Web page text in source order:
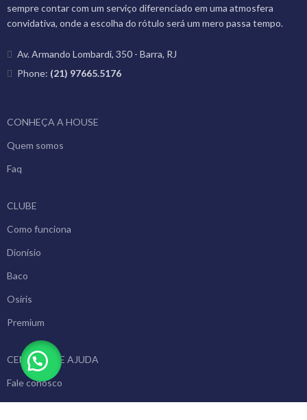
sempre contar com um serviço diferenciado em uma atmosfera
convidativa, onde a escolha do rótulo será um mero passa tempo.
Av. Armando Lombardi, 350 - Barra, RJ
Phone: (21) 97665.5176
CONHEÇA A HOUSE
Quem somos
Faq
CLUBE
Como funciona
Dionísio
Baco
Osíris
Premium
CENTRAL DE AJUDA
Fale conosco
Política de Troca e Devolução